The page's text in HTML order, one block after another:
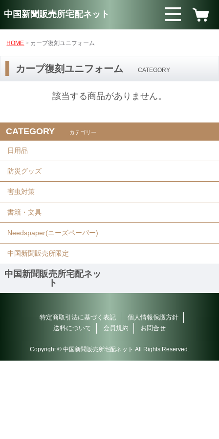
中国新聞販売所宅配ネット
HOME カープ復刻ユニフォーム
カープ復刻ユニフォーム CATEGORY
該当する商品がありません。
CATEGORY カテゴリー
日用品
防災グッズ
害虫対策
書籍・文具
Needspaper(ニーズペーパー)
中国新聞販売所限定
中国新聞販売所宅配ネッ
ト
特定商取引法に基づく表記
個人情報保護方針
送料について
会員規約 お問合せ
Copyright © 中国新聞販売所宅配ネット All Rights Reserved.